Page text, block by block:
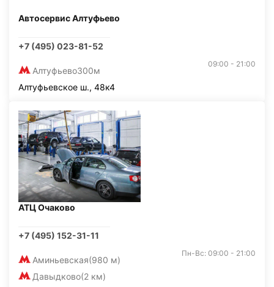
Автосервис Алтуфьево
+7 (495) 023-81-52
Алтуфьево300м
09:00 - 21:00
Алтуфьевское ш., 48к4
АТЦ Очаково
+7 (495) 152-31-11
Аминьевская(980 м)
Давыдково(2 км)
Пн-Вс: 09:00 - 21:00